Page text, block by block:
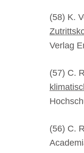
(58) K.
Verlag
(57) C.
(56) C.